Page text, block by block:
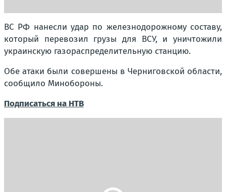
ВС РФ нанесли удар по железнодорожному составу,
который перевозил грузы для ВСУ, и уничтожили
украинскую газораспределительную станцию.
Обе атаки были совершены в Черниговской области,
сообщило Минобороны.
Подписаться на НТВ